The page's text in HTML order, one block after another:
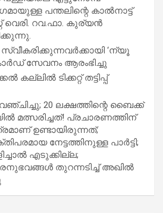
പന്തലിന്റെ കാൽനാട്ട്
വെരി. റവ.ഫാ. കുര്യൻ
‘ന്യൂ
സേവനം ആരംഭിച്ചു
കല്ലിൽ ടിക്കറ്റ് തട്ടിപ്പ്
20 ലക്ഷത്തിന്റെ ബൈക്ക്
മത്സരിച്ചത്! പ്രചാരണത്തിന്
ഉണ്ടായിരുന്നത്;
നേട്ടത്തിനുള്ള പാര്‍ട്ടി;
എടുക്കില്ല;
തുറന്നടിച്ച് അഖില്‍